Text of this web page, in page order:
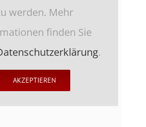
werden. Mehr
finden Sie
.
AKZEPTIEREN